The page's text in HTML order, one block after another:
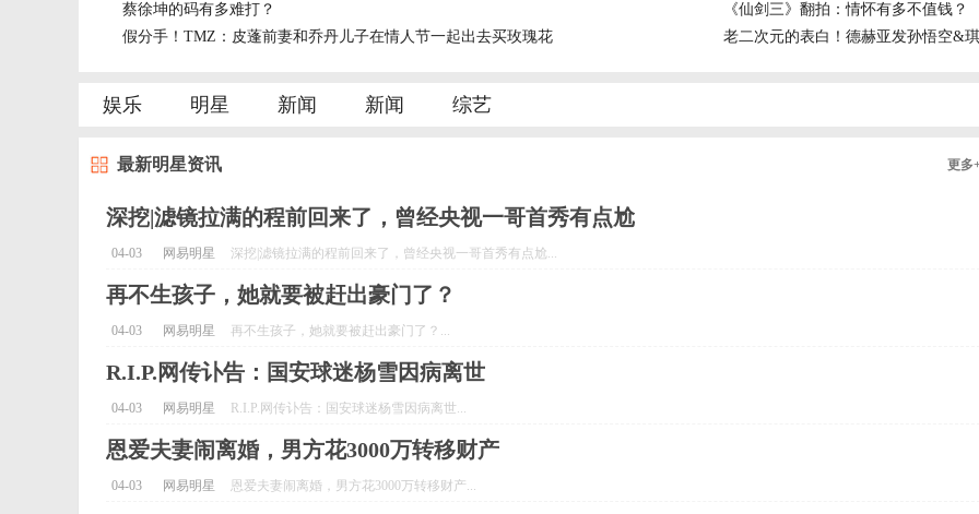
蔡徐坤的码有多难打？
《仙剑三》翻拍：情怀有多不值钱？
假分手！TMZ：皮蓬前妻和乔丹儿子在情人节一起出去买玫瑰花
老二次元的表白！德赫亚发孙悟空&
娱乐 明星 新闻 新闻 综艺
最新明星资讯 更多
深挖|滤镜拉满的程前回来了，曾经央视一哥首秀有点尬
04-03 网易明星 深挖|滤镜拉满的程前回来了，曾经央视一哥首秀有点尬...
再不生孩子，她就要被赶出豪门了？
04-03 网易明星 再不生孩子，她就要被赶出豪门了？...
R.I.P.网传讣告：国安球迷杨雪因病离世
04-03 网易明星 R.I.P.网传讣告：国安球迷杨雪因病离世...
恩爱夫妻闹离婚，男方花3000万转移财产
04-03 网易明星 恩爱夫妻闹离婚，男方花3000万转移财产...